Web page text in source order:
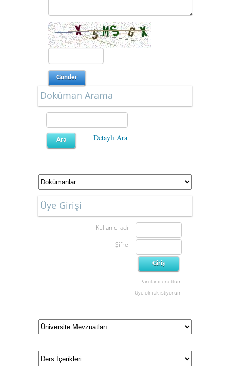
Doküman Arama
Detaylı Ara
Üye Girişi
Kullanıcı adı
Şifre
Parolamı unuttum
Üye olmak istiyorum